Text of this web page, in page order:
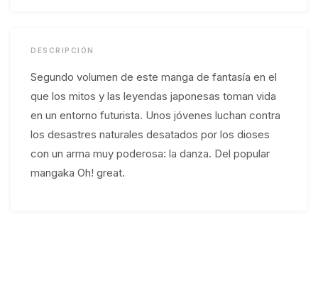
DESCRIPCIÓN
Segundo volumen de este manga de fantasía en el
que los mitos y las leyendas japonesas toman vida
en un entorno futurista. Unos jóvenes luchan contra
los desastres naturales desatados por los dioses
con un arma muy poderosa: la danza. Del popular
mangaka Oh! great.